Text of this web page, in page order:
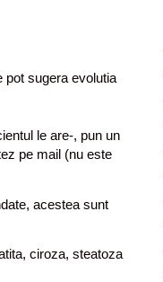
pot sugera evolutia
le are-, pun un
pe mail (nu este
acestea sunt
ciroza, steatoza